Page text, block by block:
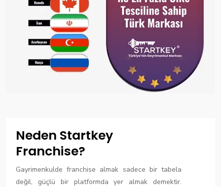
Neden Startkey
Franchise?
Gayrimenkulde franchise almak sadece bir tabela
değil, güçlü bir platformda yer almak demektir.